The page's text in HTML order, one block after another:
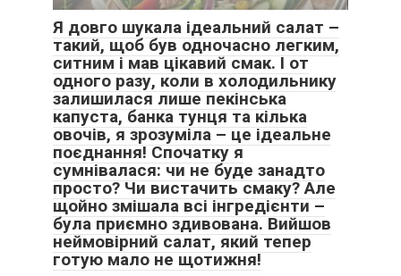
Я довго шукала ідеальний салат –
такий, щоб був одночасно легким,
ситним і мав цікавий смак. І от
одного разу, коли в холодильнику
залишилася лише пекінська
капуста, банка тунця та кілька
овочів, я зрозуміла – це ідеальне
поєднання! Спочатку я
сумнівалася: чи не буде занадто
просто? Чи вистачить смаку? Але
щойно змішала всі інгредієнти –
була приємно здивована. Вийшов
неймовірний салат, який тепер
готую мало не щотижня!